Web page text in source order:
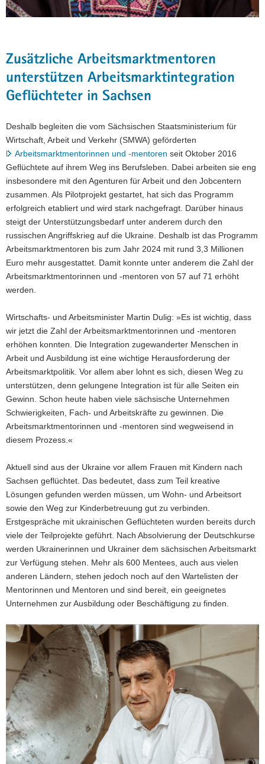
Zusätzliche Arbeitsmarktmentoren
unterstützen Arbeitsmarktintegration
Geflüchteter in Sachsen
Deshalb begleiten die vom Sächsischen Staatsministerium für
Wirtschaft, Arbeit und Verkehr (SMWA) geförderten
Arbeitsmarktmentorinnen und -mentoren seit Oktober 2016
Geflüchtete auf ihrem Weg ins Berufsleben. Dabei arbeiten sie eng
insbesondere mit den Agenturen für Arbeit und den Jobcentern
zusammen. Als Pilotprojekt gestartet, hat sich das Programm
erfolgreich etabliert und wird stark nachgefragt. Darüber hinaus
steigt der Unterstützungsbedarf unter anderem durch den
russischen Angriffskrieg auf die Ukraine. Deshalb ist das Programm
Arbeitsmarktmentoren bis zum Jahr 2024 mit rund 3,3 Millionen
Euro mehr ausgestattet. Damit konnte unter anderem die Zahl der
Arbeitsmarktmentorinnen und -mentoren von 57 auf 71 erhöht
werden.
Wirtschafts- und Arbeitsminister Martin Dulig: »Es ist wichtig, dass
wir jetzt die Zahl der Arbeitsmarktmentorinnen und -mentoren
erhöhen konnten. Die Integration zugewanderter Menschen in
Arbeit und Ausbildung ist eine wichtige Herausforderung der
Arbeitsmarktpolitik. Vor allem aber lohnt es sich, diesen Weg zu
unterstützen, denn gelungene Integration ist für alle Seiten ein
Gewinn. Schon heute haben viele sächsische Unternehmen
Schwierigkeiten, Fach- und Arbeitskräfte zu gewinnen. Die
Arbeitsmarktmentorinnen und -mentoren sind wegweisend in
diesem Prozess.«
Aktuell sind aus der Ukraine vor allem Frauen mit Kindern nach
Sachsen geflüchtet. Das bedeutet, dass zum Teil kreative
Lösungen gefunden werden müssen, um Wohn- und Arbeitsort
sowie den Weg zur Kinderbetreuung gut zu verbinden.
Erstgespräche mit ukrainischen Geflüchteten wurden bereits durch
viele der Teilprojekte geführt. Nach Absolvierung der Deutschkurse
werden Ukrainerinnen und Ukrainer dem sächsischen Arbeitsmarkt
zur Verfügung stehen. Mehr als 600 Mentees, auch aus vielen
anderen Ländern, stehen jedoch noch auf den Wartelisten der
Mentorinnen und Mentoren und sind bereit, ein geeignetes
Unternehmen zur Ausbildung oder Beschäftigung zu finden.